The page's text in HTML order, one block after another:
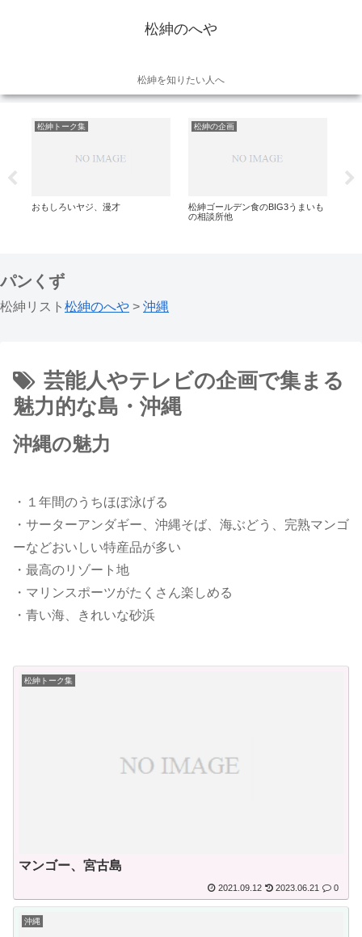
松紳のへや
松紳を知りたい人へ
松紳トーク集
おもしろいヤジ、漫才
松紳の企画
松紳ゴールデン食のBIG3うまいも
の相談所他
パンくず
松紳リスト 松紳のへや > 沖縄
芸能人やテレビの企画で集まる
魅力的な島・沖縄
沖縄の魅力
・１年間のうちほぼ泳げる
・サーターアンダギー、沖縄そば、海ぶどう、完熟マンゴ
ーなどおいしい特産品が多い
・最高のリゾート地
・マリンスポーツがたくさん楽しめる
・青い海、きれいな砂浜
松紳トーク集
マンゴー、宮古島
2021.09.12 2023.06.21 0
沖縄